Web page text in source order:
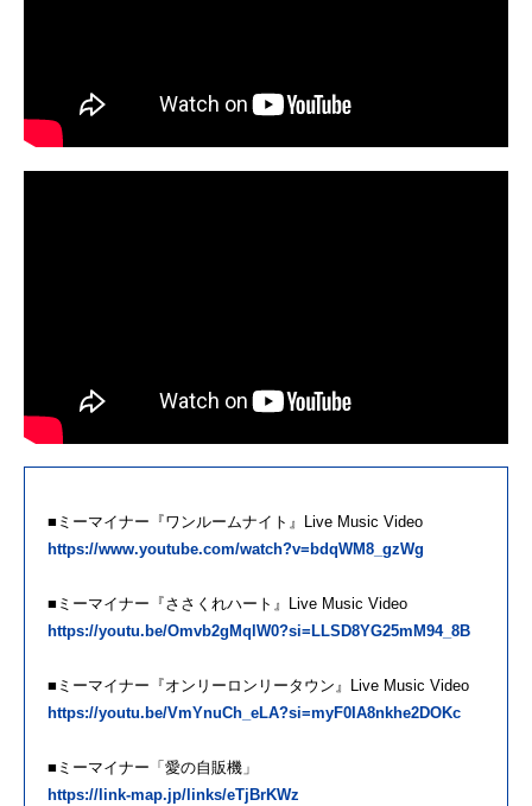
■ミーマイナー『ワンルームナイト』Live Music Video
https://www.youtube.com/watch?v=bdqWM8_gzWg
■ミーマイナー『ささくれハート』Live Music Video
https://youtu.be/Omvb2gMqlW0?si=LLSD8YG25mM94_8B
■ミーマイナー『オンリーロンリータウン』Live Music Video
https://youtu.be/VmYnuCh_eLA?si=myF0IA8nkhe2DOKc
■ミーマイナー「愛の自販機」
https://link-map.jp/links/eTjBrKWz